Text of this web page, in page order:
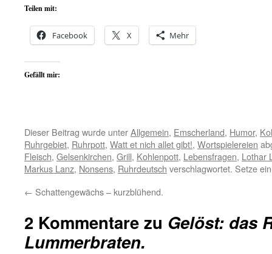
Teilen mit:
Facebook X Mehr
Gefällt mir:
Dieser Beitrag wurde unterAllgemein, Emscherland, Humor,
Ruhrgebiet, Ruhrpott, Watt et nich allet gibt!, Wortspielereien
Fleisch, Gelsenkirchen, Grill, Kohlenpott, Lebensfragen, Lothar
Markus Lanz, Nonsens, Ruhrdeutsch verschlagwortet. Setze
← Schattengewächs – kurzblühend.
2 Kommentare zu Gelöst: das
Lummerbraten.